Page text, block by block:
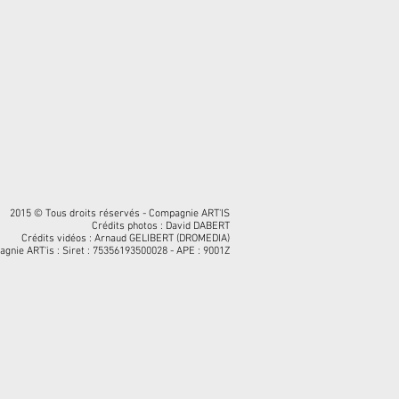
2015 © Tous droits réservés - Compagnie ART'IS
Crédits photos : David DABERT
Crédits vidéos : Arnaud GELIBERT (DROMEDIA)
ART'is : Siret : 75356193500028 - APE : 9001Z